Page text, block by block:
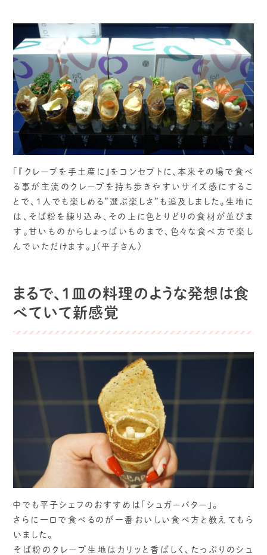
「『クレープを手土産に』をコンセプトに、本来その場で食べ
る事が主流のクレープを持ち歩きやすいサイズ感にするこ
とで、1人でも楽しめる”選ぶ楽しさ”も追及しました。生地に
は、そば粉を練り込み、その上に色とりどりの食材が並びま
す。甘いものからしょっぱいものまで、色々な食べ方で楽し
んでいただけます。」(平子さん)
まるで、１皿の料理のような発想は食
べていて新感覚
中でも平子シェフのおすすめは「シュガーバター」。
さらに一口で食べるのが一番おいしい食べ方と教えてもら
いました。
そば粉のクレープ生地はカリッと香ばしく、たっぷりのシュ